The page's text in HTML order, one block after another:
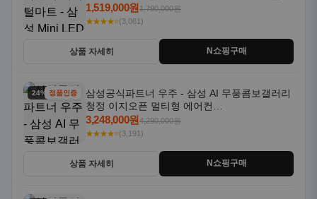
1,519,000원1,790,000원
★★★★⭐(3,061)
상품 자세히 N쇼핑구매
24% 할인정품인증
삼성공식파트너 우주 - 삼성 AI 무풍콤보갤러리
청정 이지오픈 멀티형 에어컨
AF80F17D22WRS 기본설치포함
3,248,000원4,290,000원
★★★★⭐(3,191)
상품 자세히 N쇼핑구매